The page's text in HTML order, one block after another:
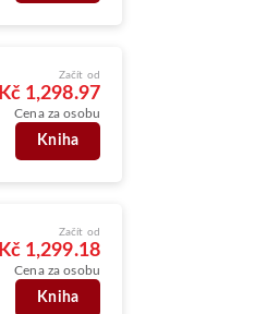
Začít od
Kč 1,298.97
Cena za osobu
Kniha
Začít od
Kč 1,299.18
Cena za osobu
Kniha